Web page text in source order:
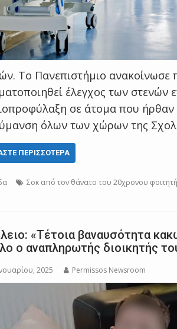
Το Πανεπιστήμιο ανακοίνωσε
έλεγχος των στενών
σε άτομα που ήρθαν
όλων των χώρων της
ΠΕΡΙΣΣΌΤΕΡΑ
Σοκ από τον θάνατο του 20χρονου φοιτητή
«Τέτοια βαναυσότητα
ο αναπληρωτής διοικητής
2025 Permissos Newsroom